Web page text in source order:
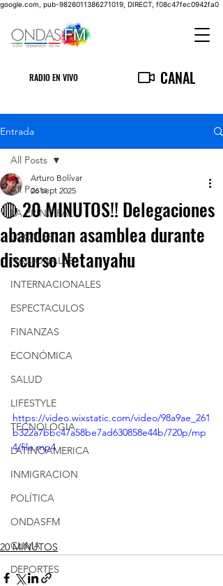
google.com, pub-9826011386271019, DIRECT, f08c47fec0942fa0
RADIO EN VIVO CANAL
Entrada
All Posts
LA PRINCIPAL
LOCALES
NACIONALES
INTERNACIONALES
ESPECTACULOS
FINANZAS
ECONÓMICA
SALUD
LIFESTYLE
TECNOLOGIA
LATINOAMERICA
INMIGRACION
POLÍTICA
ONDASFM
CLIMA
DEPORTES
All Posts
🔴 20 MINUTOS!! Delegaciones
abandonan asamblea durante
discurso Netanyahu
Arturo Bolívar
26 sept 2025
https://video.wixstatic.com/video/98a9ae_261
b322a7bbc47a58be7ad630858e44b/720p/mp
4/file.mp4
20 MINUTOS